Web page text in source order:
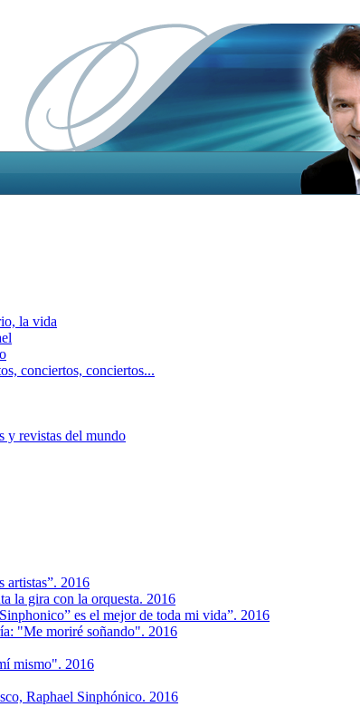
la vida
сonciertos, сonciertos...
y revistas del mundo
artistas”. 2016
la gira con la orquesta. 2016
es el mejor de toda mi vida”. 2016
"Me moriré soñando". 2016
mismo". 2016
Raphael Sinphónico. 2016